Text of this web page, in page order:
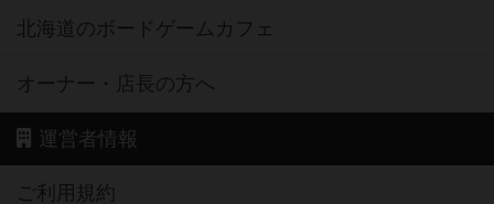
北海道のボードゲームカフェ
オーナー・店長の方へ
運営者情報
ご利用規約